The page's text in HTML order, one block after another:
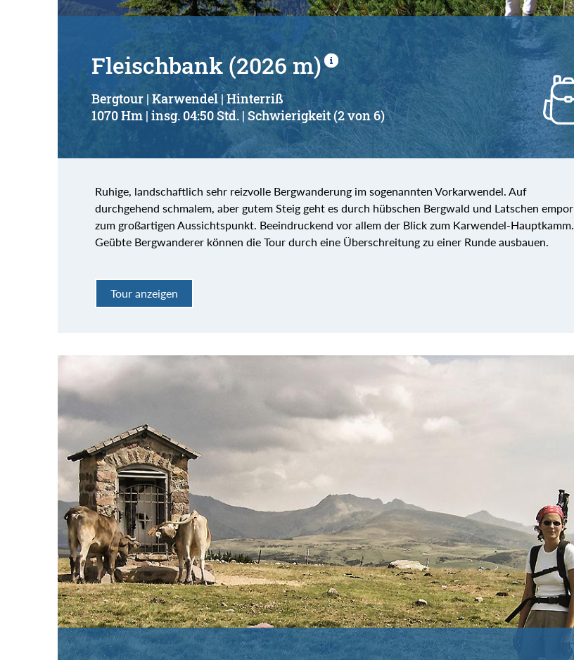
Fleischbank (2026 m)
Bergtour | Karwendel | Hinterriß
1070 Hm | insg. 04:50 Std. | Schwierigkeit (2 von 6)
Ruhige, landschaftlich sehr reizvolle Bergwanderung im sogenannten Vorkarwendel. Auf
durchgehend schmalem, aber gutem Steig geht es durch hübschen Bergwald und Latschen empor
zum großartigen Aussichtspunkt. Beeindruckend vor allem der Blick zum Karwendel-Hauptkamm.
Geübte Bergwanderer können die Tour durch eine Überschreitung zu einer Runde ausbauen.
Tour anzeigen